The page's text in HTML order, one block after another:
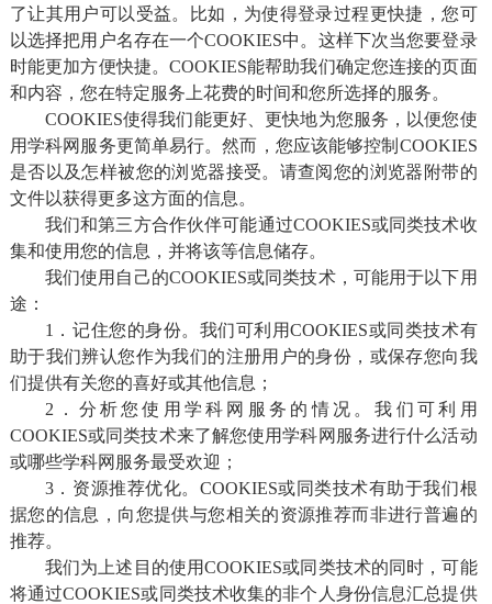
了让其用户可以受益。比如，为使得登录过程更快捷，您可
以选择把用户名存在一个COOKIES中。这样下次当您要登录
时能更加方便快捷。COOKIES能帮助我们确定您连接的页面
和内容，您在特定服务上花费的时间和您所选择的服务。
COOKIES使得我们能更好、更快地为您服务，以便您使
用学科网服务更简单易行。然而，您应该能够控制COOKIES
是否以及怎样被您的浏览器接受。请查阅您的浏览器附带的
文件以获得更多这方面的信息。
我们和第三方合作伙伴可能通过COOKIES或同类技术收
集和使用您的信息，并将该等信息储存。
我们使用自己的COOKIES或同类技术，可能用于以下用
途：
1．记住您的身份。我们可利用COOKIES或同类技术有
助于我们辨认您作为我们的注册用户的身份，或保存您向我
们提供有关您的喜好或其他信息；
2．分析您使用学科网服务的情况。我们可利用
COOKIES或同类技术来了解您使用学科网服务进行什么活动
或哪些学科网服务最受欢迎；
3．资源推荐优化。COOKIES或同类技术有助于我们根
据您的信息，向您提供与您相关的资源推荐而非进行普遍的
推荐。
我们为上述目的使用COOKIES或同类技术的同时，可能
将通过COOKIES或同类技术收集的非个人身份信息汇总提供